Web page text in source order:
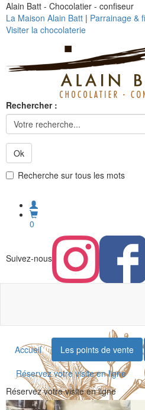
Alain Batt - Chocolatier - confiseur
La Maison Alain Batt | Parrainage &
Visiter la chocolaterie
Rechercher :
Ok
Recherche sur tous les mots
0
Suivez-nous
Accueil Les points de vente
Réservez votre visite en ligne
Réservez votre visite en ligne